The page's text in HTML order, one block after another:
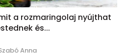
a rozmaringolaj nyújthat
és...
Anna